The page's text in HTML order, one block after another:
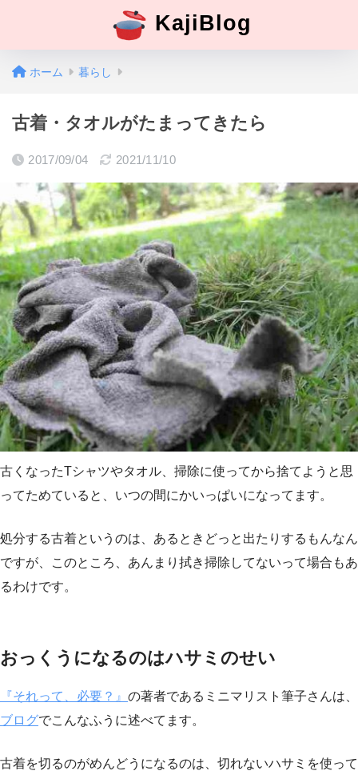
KajiBlog
ホーム 暮らし
古着・タオルがたまってきたら
2017/09/04 2021/11/10
古くなったTシャツやタオル、掃除に使ってから捨てようと思
ってためていると、いつの間にかいっぱいになってます。
処分する古着というのは、あるときどっと出たりするもんなん
ですが、このところ、あんまり拭き掃除してないって場合もあ
るわけです。
おっくうになるのはハサミのせい
『それって、必要？』 の著者であるミニマリスト筆子さんは、
ブログでこんなふうに述べてます。
古着を切るのがめんどうになるのは、切れないハサミを使って